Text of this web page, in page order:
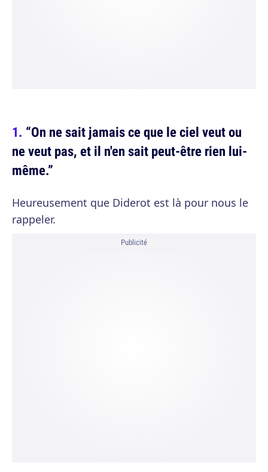
“On ne sait jamais ce que le ciel veut ou
ne veut pas, et il n'en sait peut-être rien lui-
même.”
Heureusement que Diderot est là pour nous le
rappeler.
Publicité